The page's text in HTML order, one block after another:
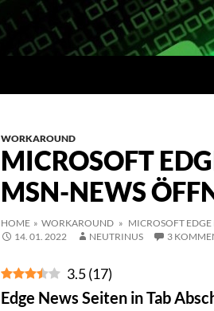
WORKAROUND
MICROSOFT
MSN-NEWS
HOME » WORKAROUND » MICROSOFT EDGE
14. 01. 2022
NEUTRINUS 3
3.5(17)
Edge News Seiten in Tab